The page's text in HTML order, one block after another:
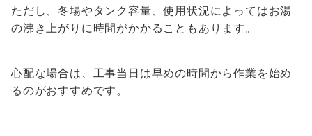
ただし、冬場やタンク容量、使用状況によってはお湯
の沸き上がりに時間がかかることもあります。
心配な場合は、工事当日は早めの時間から作業を始め
るのがおすすめです。